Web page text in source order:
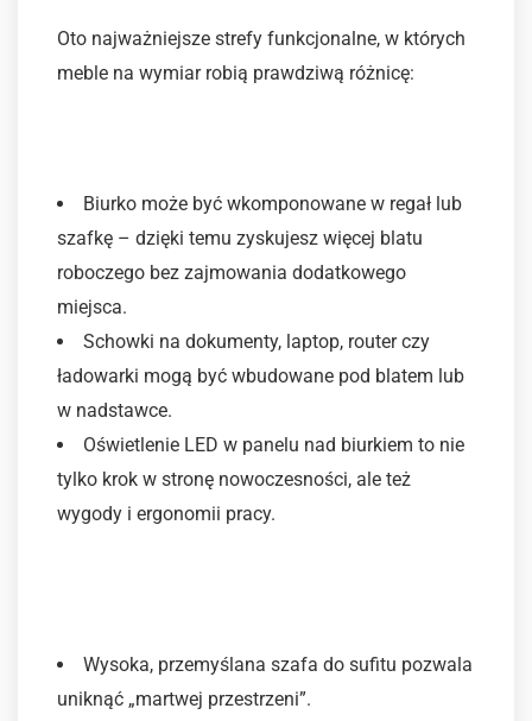
Oto najważniejsze strefy funkcjonalne, w których
meble na wymiar robią prawdziwą różnicę:
Biurko może być wkomponowane w regał lub
szafkę – dzięki temu zyskujesz więcej blatu
roboczego bez zajmowania dodatkowego
miejsca.
Schowki na dokumenty, laptop, router czy
ładowarki mogą być wbudowane pod blatem lub
w nadstawce.
Oświetlenie LED w panelu nad biurkiem to nie
tylko krok w stronę nowoczesności, ale też
wygody i ergonomii pracy.
Wysoka, przemyślana szafa do sufitu pozwala
uniknąć „martwej przestrzeni”.